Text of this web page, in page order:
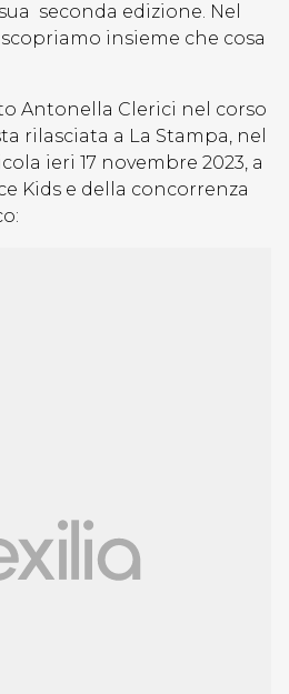
seconda edizione. Nel
insieme che cosa
Antonella Clerici nel corso
rilasciata a La Stampa, nel
ieri 17 novembre 2023, a
Kids e della concorrenza